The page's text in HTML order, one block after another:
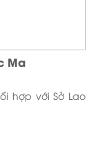
Ma
hợp với Sở Lao